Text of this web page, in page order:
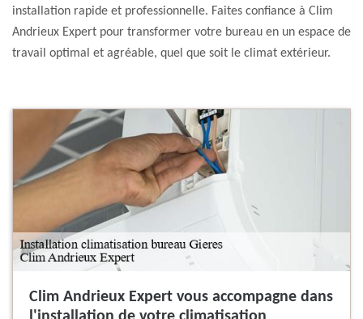
installation rapide et professionnelle. Faites confiance à Clim
Andrieux Expert pour transformer votre bureau en un espace de
travail optimal et agréable, quel que soit le climat extérieur.
Clim Andrieux Expert vous accompagne dans